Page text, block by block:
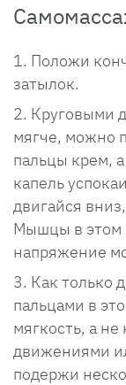
Положи
затылок.
Круговыми
мягче, можно
пальцы крем,
капель
двигайся
Мышцы в этом
напряжение
Как только
пальцами в
мягкость, а
движениями
подержи